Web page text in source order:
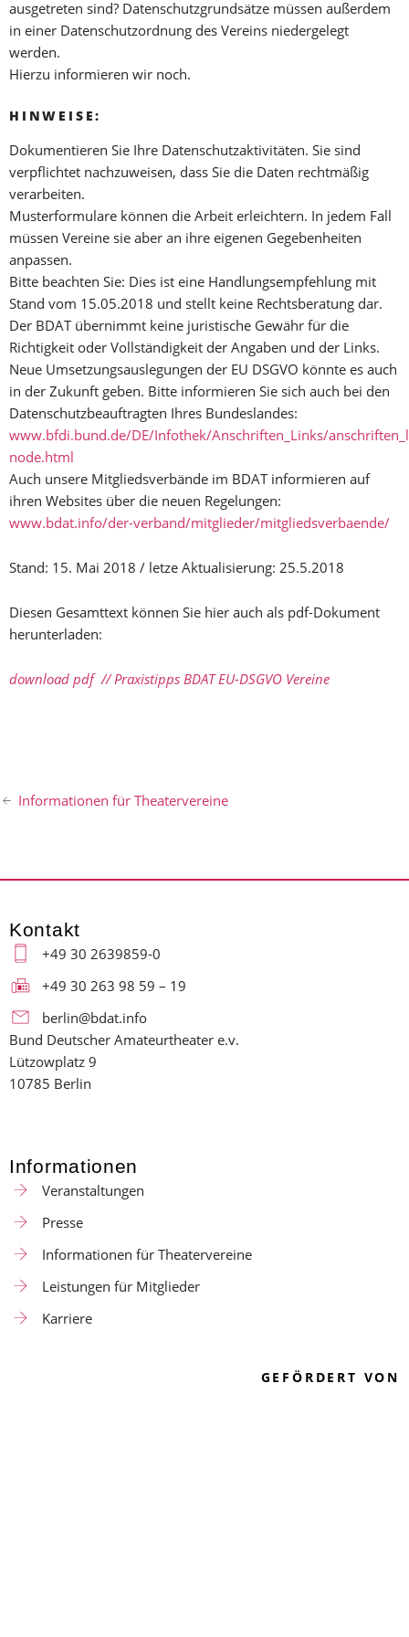
ausgetreten sind? Datenschutzgrundsätze müssen außerdem
in einer Datenschutzordnung des Vereins niedergelegt
werden.
Hierzu informieren wir noch.
HINWEISE:
Dokumentieren Sie Ihre Datenschutzaktivitäten. Sie sind
verpflichtet nachzuweisen, dass Sie die Daten rechtmäßig
verarbeiten.
Musterformulare können die Arbeit erleichtern. In jedem Fall
müssen Vereine sie aber an ihre eigenen Gegebenheiten
anpassen.
Bitte beachten Sie: Dies ist eine Handlungsempfehlung mit
Stand vom 15.05.2018 und stellt keine Rechtsberatung dar.
Der BDAT übernimmt keine juristische Gewähr für die
Richtigkeit oder Vollständigkeit der Angaben und der Links.
Neue Umsetzungsauslegungen der EU DSGVO könnte es auch
in der Zukunft geben. Bitte informieren Sie sich auch bei den
Datenschutzbeauftragten Ihres Bundeslandes:
www.bfdi.bund.de/DE/Infothek/Anschriften_Links/
node.html
Auch unsere Mitgliedsverbände im BDAT informieren auf
ihren Websites über die neuen Regelungen:
www.bdat.info/der-verband/mitglieder/mitgliedsverbaende/
Stand: 15. Mai 2018 / letze Aktualisierung: 25.5.2018
Diesen Gesamttext können Sie hier auch als pdf-Dokument
herunterladen:
download pdf // Praxistipps BDAT EU-DSGVO Vereine
Informationen für Theatervereine
Kontakt
+49 30 2639859-0
+49 30 263 98 59 – 19
berlin@bdat.info
Bund Deutscher Amateurtheater e.v.
Lützowplatz 9
10785 Berlin
Informationen
Veranstaltungen
Presse
Informationen für Theatervereine
Leistungen für Mitglieder
Karriere
GEFÖRDERT VON